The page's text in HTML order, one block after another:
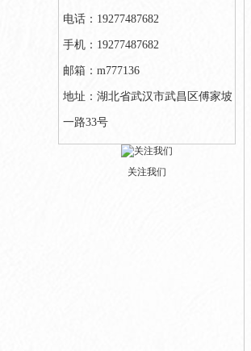
电话：19277487682
手机：19277487682
邮箱：m777136
地址：湖北省武汉市武昌区傅家坡
一路33号
关注我们